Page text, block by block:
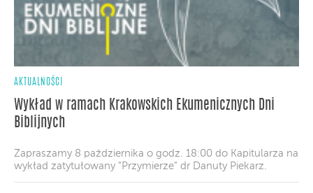
AKTUALNOŚCI
Wykład w ramach Krakowskich Ekumenicznych Dni
Biblijnych
Zapraszamy 8 października o godz. 18:00 do Kapitularza na
wykład zatytułowany "Przymierze" dr Danuty Piekarz.